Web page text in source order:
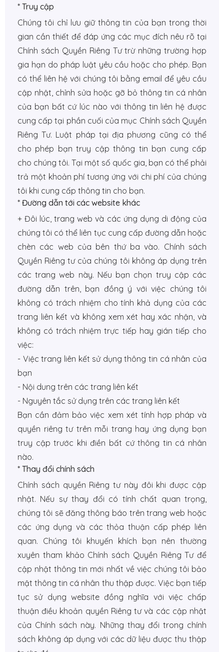
* Truy cập
Chúng tôi chỉ lưu giữ thông tin của bạn trong thời
gian cần thiết để đáp ứng các mục đích nêu rõ tại
Chính sách Quyền Riêng Tư trừ những trường hợp
gia hạn do pháp luật yêu cầu hoặc cho phép. Bạn
có thể liên hệ với chúng tôi bằng email để yêu cầu
cập nhật, chỉnh sửa hoặc gỡ bỏ thông tin cá nhân
của bạn bất cứ lúc nào với thông tin liên hệ được
cung cấp tại phần cuối của mục Chính sách Quyền
Riêng Tư. Luật pháp tại địa phương cũng có thể
cho phép bạn truy cập thông tin bạn cung cấp
cho chúng tôi. Tại một số quốc gia, bạn có thể phải
trả một khoản phí tương ứng với chi phí của chúng
tôi khi cung cấp thông tin cho bạn.
* Đường dẫn tới các website khác
+ Đôi lúc, trang web và các ứng dụng di động của
chúng tôi có thể liên tục cung cấp đường dẫn hoặc
chèn các web của bên thứ ba vào. Chính sách
Quyền Riêng tư của chúng tôi không áp dụng trên
các trang web này. Nếu bạn chọn truy cập các
đường dẫn trên, bạn đồng ý với việc chúng tôi
không có trách nhiệm cho tính khả dụng của các
trang liên kết và không xem xét hay xác nhận, và
không có trách nhiệm trực tiếp hay gián tiếp cho
việc:
- Việc trang liên kết sử dụng thông tin cá nhân của
bạn
- Nội dung trên các trang liên kết
- Nguyên tắc sử dụng trên các trang liên kết
Bạn cần đảm bảo việc xem xét tính hợp pháp và
quyền riêng tư trên mỗi trang hay ứng dụng bạn
truy cập trước khi điền bất cứ thông tin cá nhân
nào.
* Thay đổi chính sách
Chính sách quyền Riêng tư này đôi khi được cập
nhật. Nếu sự thay đổi có tính chất quan trọng,
chúng tôi sẽ đăng thông báo trên trang web hoặc
các ứng dụng và các thỏa thuận cấp phép liên
quan. Chúng tôi khuyến khích bạn nên thường
xuyên tham khảo Chính sách Quyền Riêng Tư để
cập nhật thông tin mới nhất về việc chúng tôi bảo
mật thông tin cá nhân thu thập được. Việc bạn tiếp
tục sử dụng website đồng nghĩa với việc chấp
thuận điều khoản quyền Riêng tư và các cập nhật
của Chính sách này. Những thay đổi trong chính
sách không áp dụng với các dữ liệu được thu thập